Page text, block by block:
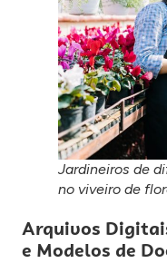
Jardineiros de
no viveiro de
Arquivos
e Modelos de